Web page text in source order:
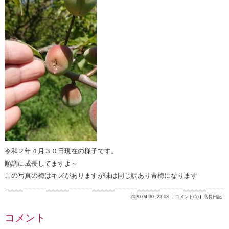
令和２年４月３０日現在の様子です。
順調に成長してますよ～
この写真の梅はキズがありますが味は同じ訳あり青梅になります
2020.04.30 23:03 コメント(5) 店長日記
コメント